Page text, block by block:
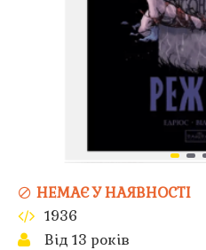
НЕМАЄ У НАЯВНОСТІ
1936
Від 13 років